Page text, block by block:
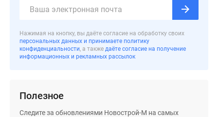
Субсидированная
Rutube
Поиск
Программа
Нажимая на кнопку, вы даёте согласие на обработку своих
персональных данных и принимаете политику
конфиденциальности, а также даёте согласие на получение
информационных и рекламных рассылок
Полезное
Следите за обновлениями Новострой-М на самых